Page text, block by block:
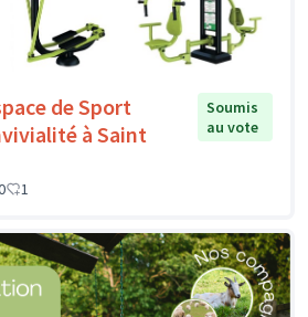
de Sport
à Saint
Soumis
au vote
1